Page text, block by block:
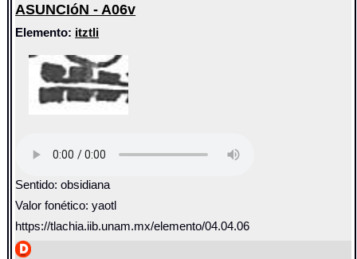
ASUNCIóN - A06v
Elemento: itztli
Sentido: obsidiana
Valor fonético: yaotl
https://tlachia.iib.unam.mx/elemento/04.04.06